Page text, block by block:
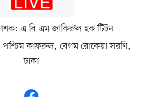
এ বি এম জাকিরুল হক টিটন
পশ্চিম কাফরুল, বেগম রোকেয়া সরণি,
ঢাকা